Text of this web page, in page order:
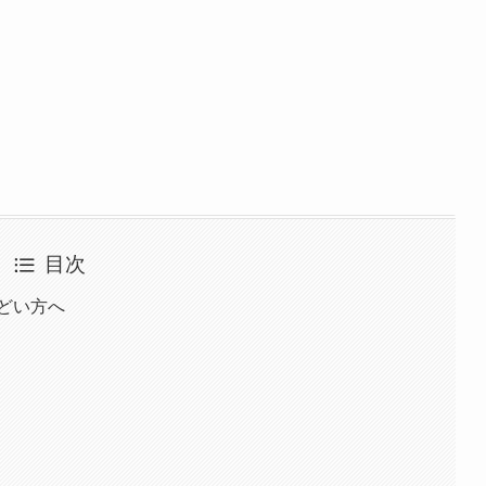
目次
い方へ